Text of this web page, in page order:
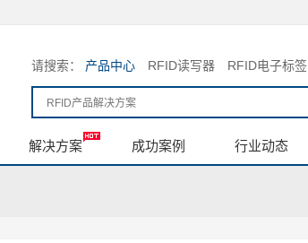
请搜索： 产品中心 RFID读写器 RFID电子标签
解决方案 成功案例 行业动态